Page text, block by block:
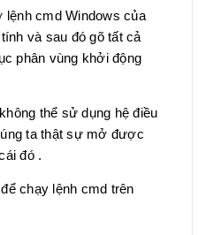
cmd Windows của
và sau đó gõ tất cả
phân vùng khởi động
thể sử dụng hệ điều
ta thật sự mở được
đó .
chạy lệnh cmd trên